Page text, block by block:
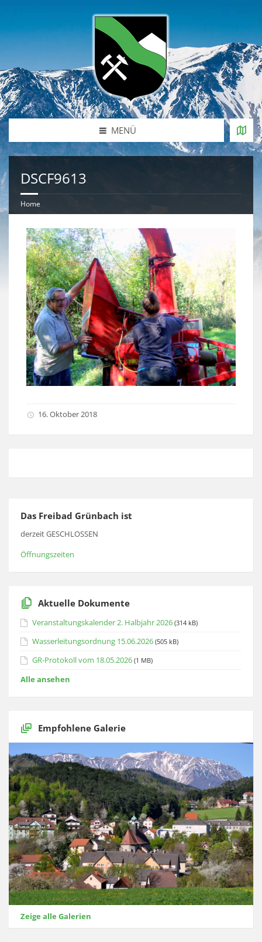
MENÜ
DSCF9613
Home
16. Oktober 2018
Das Freibad Grünbach ist
derzeit GESCHLOSSEN
Öffnungszeiten
Aktuelle Dokumente
Veranstaltungskalender 2. Halbjahr 2026 (314 kB)
Wasserleitungsordnung 15.06.2026 (505 kB)
GR-Protokoll vom 18.05.2026 (1 MB)
Alle ansehen
Empfohlene Galerie
Zeige alle Galerien